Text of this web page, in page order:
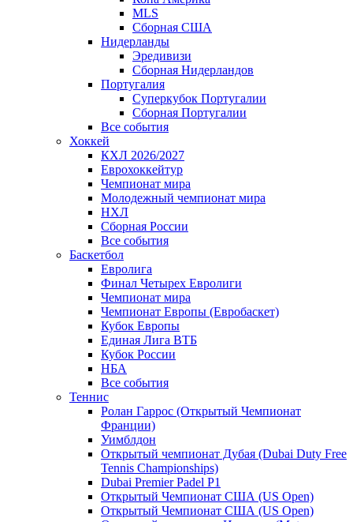
MLS
Сборная США
Нидерланды
Эредивизи
Сборная Нидерландов
Португалия
Суперкубок Португалии
Сборная Португалии
Все события
Хоккей
КХЛ 2026/2027
Еврохоккейтур
Чемпионат мира
Молодежный чемпионат мира
НХЛ
Сборная России
Все события
Баскетбол
Евролига
Финал Четырех Евролиги
Чемпионат мира
Чемпионат Европы (Евробаскет)
Кубок Европы
Единая Лига ВТБ
Кубок России
НБА
Все события
Теннис
Ролан Гаррос (Открытый Чемпионат
Франции)
Уимблдон
Открытый чемпионат Дубая (Dubai Duty Free
Tennis Championships)
Dubai Premier Padel P1
Открытый Чемпионат США (US Open)
Открытый Чемпионат США (US Open)